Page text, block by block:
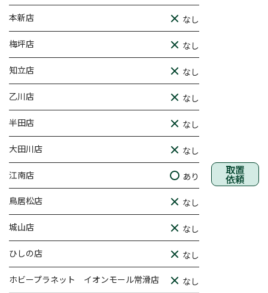
本新店 なし
梅坪店 なし
知立店 なし
乙川店 なし
半田店 なし
大田川店 なし
江南店 あり 取置
依頼
鳥居松店 なし
城山店 なし
ひしの店 なし
ホビープラネット イオンモール常滑店 なし